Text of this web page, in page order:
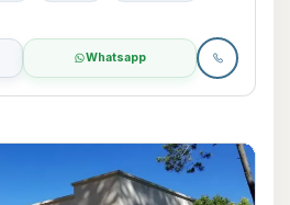
Whatsapp